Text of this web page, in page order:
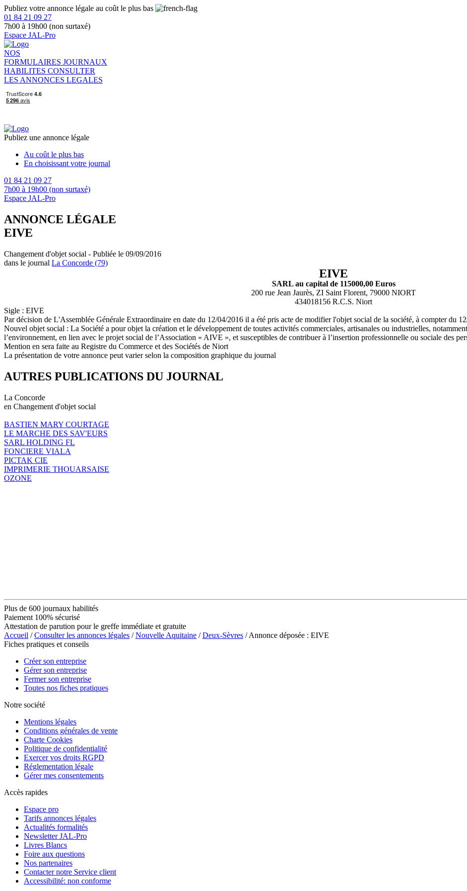
Publiez votre annonce légale au coût le plus bas
01 84 21 09 27
7h00 à 19h00 (non surtaxé)
Espace JAL-Pro
NOS
FORMULAIRES JOURNAUX
HABILITES CONSULTER
LES ANNONCES LEGALES
Publiez une annonce légale
Au coût le plus bas
En choisissant votre journal
01 84 21 09 27
7h00 à 19h00 (non surtaxé)
Espace JAL-Pro
ANNONCE LÉGALE
EIVE
Changement d'objet social - Publiée le 09/09/2016
dans le journal La Concorde (79)
EIVE
SARL au capital de 115000,00 Euros
200 rue Jean Jaurès, ZI Saint Florent, 79000 NIORT
434018156 R.C.S. Niort
Sigle : EIVE
Par décision de L'Assemblée Générale Extraordinaire en date du 12/04/2016 il a été pris acte de modifier l'objet social de la société, à compter du
Nouvel objet social : La Société a pour objet la création et le développement de toutes activités commerciales, artisanales ou industrielles,
l’environnement, en lien avec le projet social de l’Association « AIVE », et susceptibles de contribuer à l’insertion professionnelle ou sociale des
Mention en sera faite au Registre du Commerce et des Sociétés de Niort
La présentation de votre annonce peut varier selon la composition graphique du journal
AUTRES PUBLICATIONS DU JOURNAL
La Concorde
en Changement d'objet social
BASTIEN MARY COURTAGE
LE MARCHE DES SAV'EURS
SARL HOLDING FL
FONCIERE VIALA
PICTAK CIE
IMPRIMERIE THOUARSAISE
OZONE
Plus de 600 journaux habilités
Paiement 100% sécurisé
Attestation de parution pour le greffe immédiate et gratuite
Accueil /Consulter les annonces légales /Nouvelle Aquitaine /Deux-Sèvres / Annonce déposée : EIVE
Fiches pratiques et conseils
Créer son entreprise
Gérer son entreprise
Fermer son entreprise
Toutes nos fiches pratiques
Notre société
Mentions légales
Conditions générales de vente
Charte Cookies
Politique de confidentialité
Exercer vos droits RGPD
Réglementation légale
Gérer mes consentements
Accès rapides
Espace pro
Tarifs annonces légales
Actualités formalités
Newsletter JAL-Pro
Livres Blancs
Foire aux questions
Nos partenaires
Contacter notre Service client
Accessibilité: non conforme